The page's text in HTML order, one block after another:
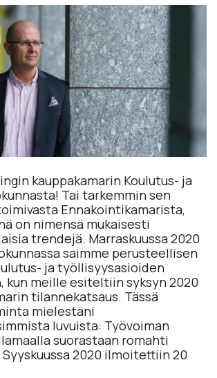
kauppakamarin Koulutus- ja
Tai tarkemmin sen
Ennakointikamarista,
on nimensä mukaisesti
trendejä. Marraskuussa 2020
saimme perusteellisen
ja työllisyysasioiden
kun meille esiteltiin syksyn 2020
tilannekatsaus. Tässä
mielestäni
luvuista: Työvoiman
suorastaan romahti
Syyskuussa 2020 ilmoitettiin 20